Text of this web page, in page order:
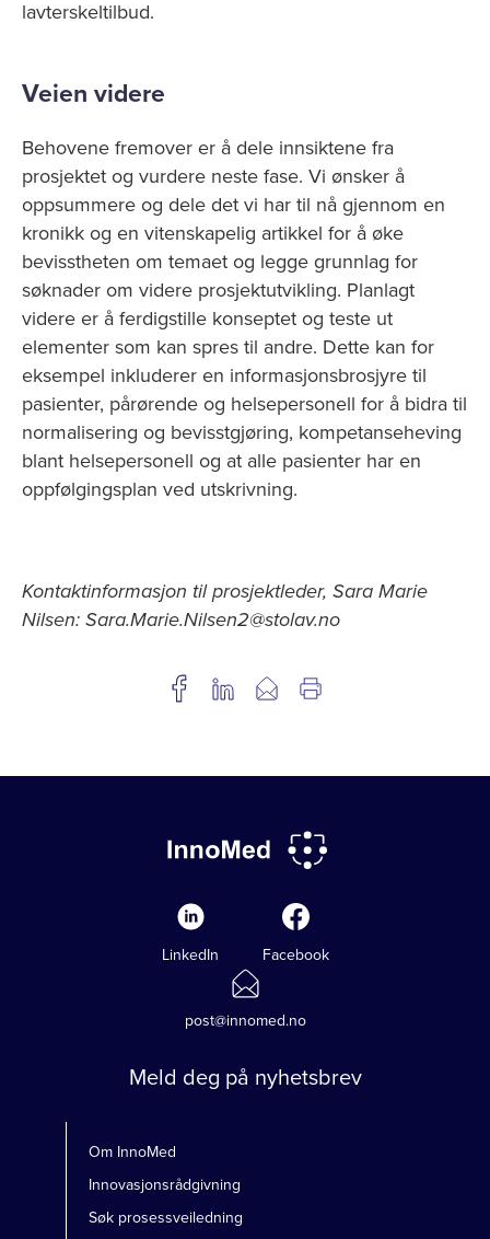
lavterskeltilbud.
Veien videre
Behovene fremover er å dele innsiktene fra
prosjektet og vurdere neste fase. Vi ønsker å
oppsummere og dele det vi har til nå gjennom en
kronikk og en vitenskapelig artikkel for å øke
bevisstheten om temaet og legge grunnlag for
søknader om videre prosjektutvikling. Planlagt
videre er å ferdigstille konseptet og teste ut
elementer som kan spres til andre. Dette kan for
eksempel inkluderer en informasjonsbrosjyre til
pasienter, pårørende og helsepersonell for å bidra til
normalisering og bevisstgjøring, kompetanseheving
blant helsepersonell og at alle pasienter har en
oppfølgingsplan ved utskrivning.
Kontaktinformasjon til prosjektleder, Sara Marie
Nilsen: Sara.Marie.Nilsen2@stolav.no
LinkedIn Facebook
post@innomed.no
Meld deg på nyhetsbrev
Om InnoMed
Innovasjonsrådgivning
Søk prosessveiledning